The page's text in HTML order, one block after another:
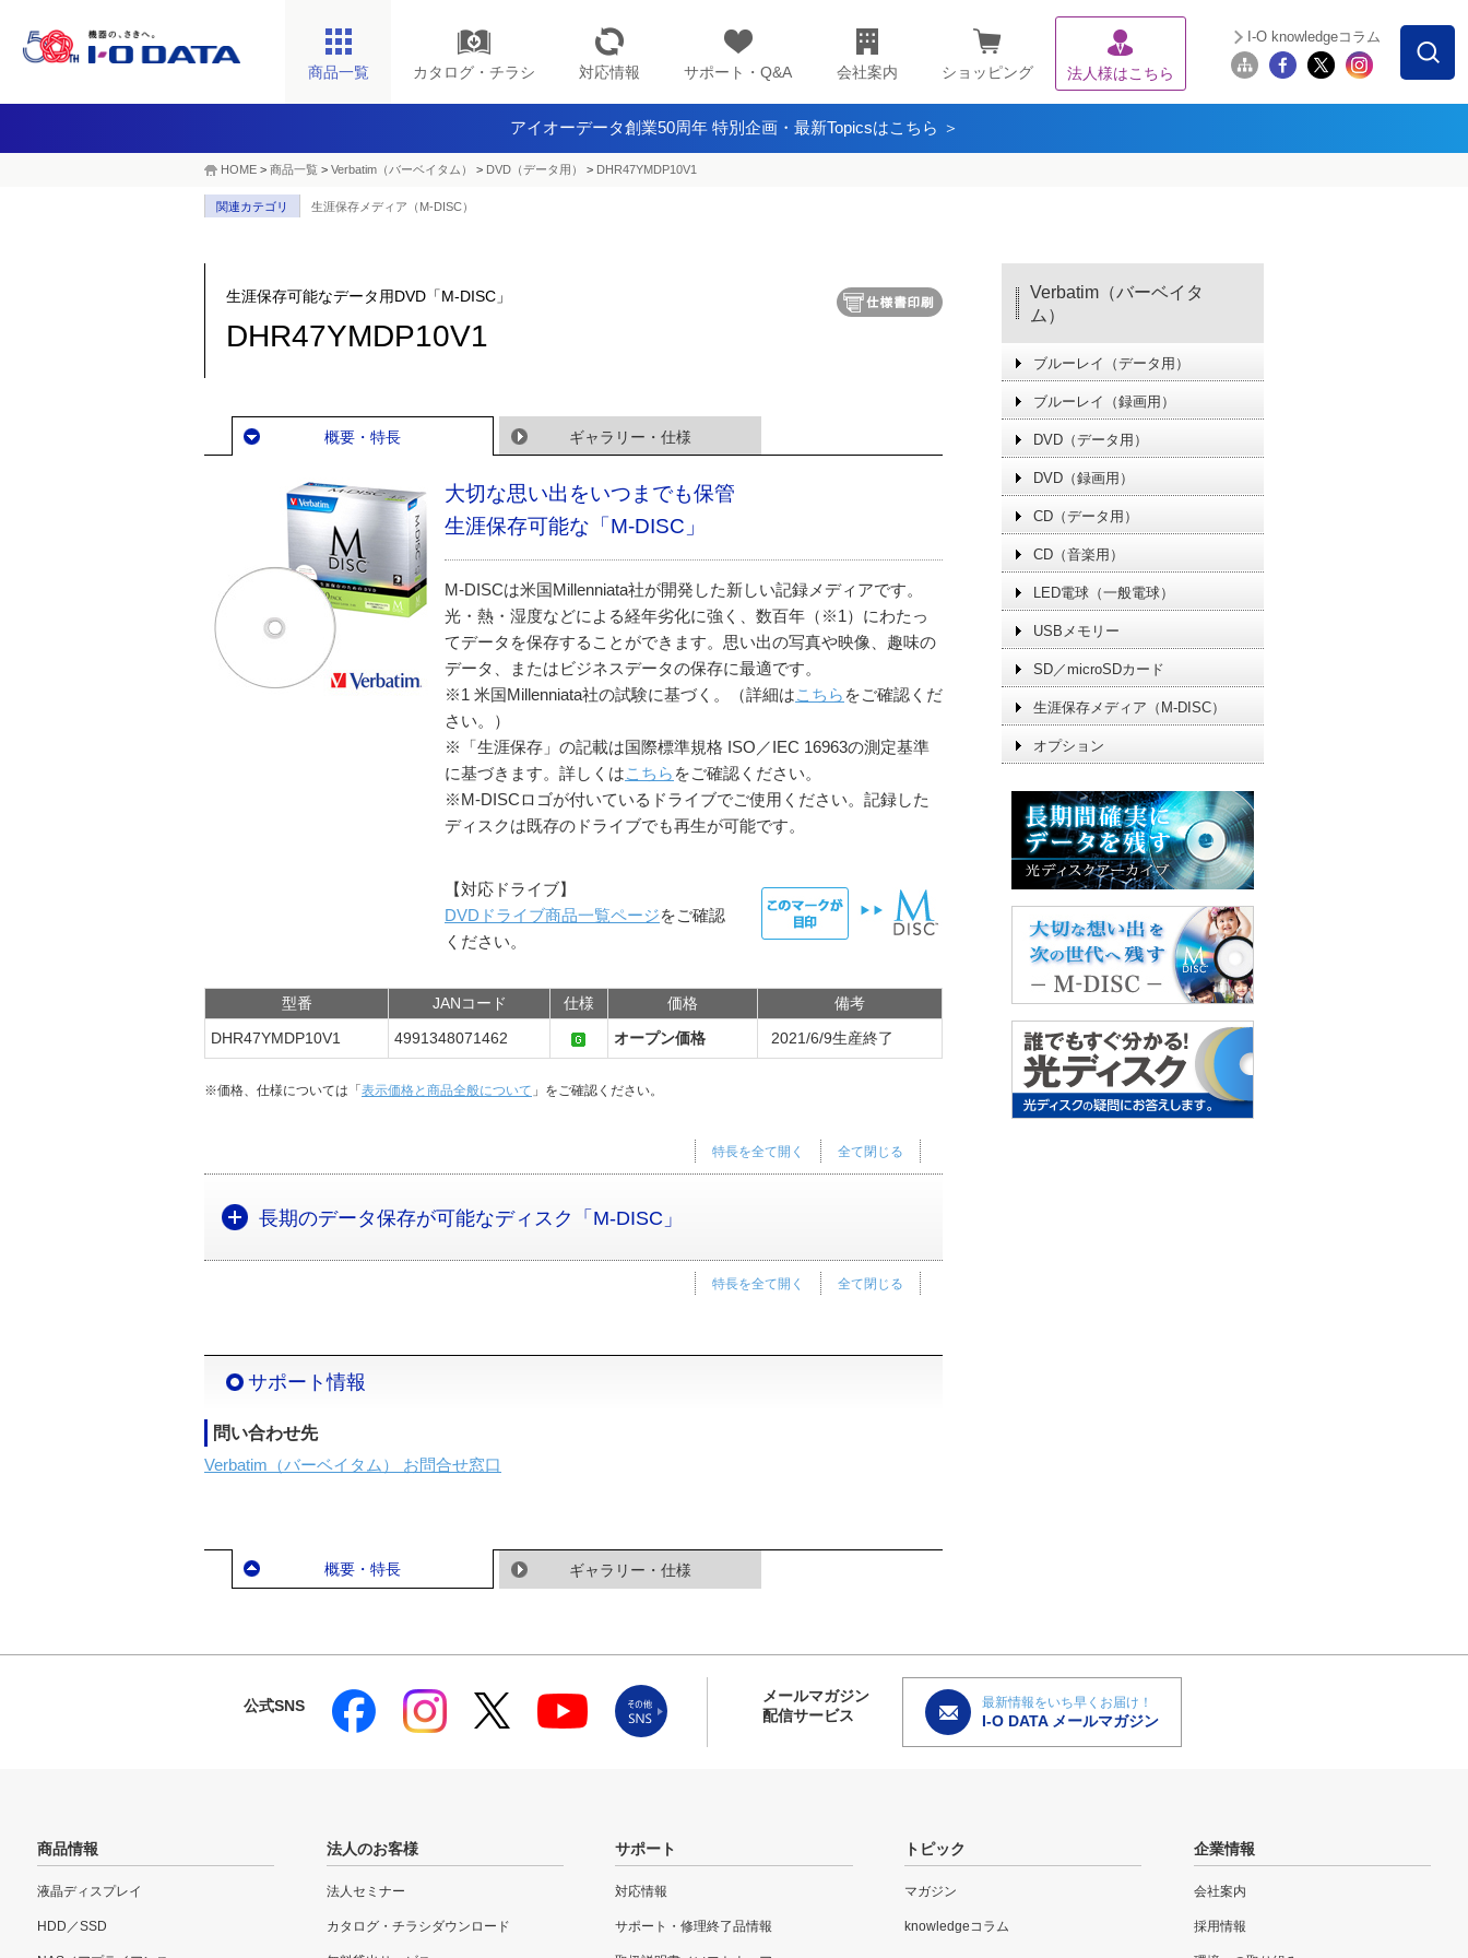
商品一覧 カタログ・チラシ 対応情報 サポート・Q&A 会社案内 ショッピング 法人様はこちら
I-O knowledgeコラム
アイオーデータ創業50周年 特別企画・最新Topicsはこちら ＞
HOME > 商品一覧 > Verbatim（バーベイタム） > DVD（データ用） > DHR47YMDP10V1
関連カテゴリ 生涯保存メディア（M-DISC）
生涯保存可能なデータ用DVD「M-DISC」
DHR47YMDP10V1
概要・特長 ギャラリー・仕様
大切な思い出をいつまでも保管
生涯保存可能な「M-DISC」
M-DISCは米国Millenniata社が開発した新しい記録メディアです。
光・熱・湿度などによる経年劣化に強く、数百年（※1）にわたっ
てデータを保存することができます。思い出の写真や映像、趣味の
データ、またはビジネスデータの保存に最適です。
※1 米国Millenniata社の試験に基づく。（詳細はこちら をご確認くだ
さい。）
※「生涯保存」の記載は国際標準規格 ISO／IEC 16963の測定基準
に基づきます。詳しくはこちら をご確認ください。
※M-DISCロゴが付いているドライブでご使用ください。記録した
ディスクは既存のドライブでも再生が可能です。
【対応ドライブ】
DVDドライブ商品一覧ページをご確認
ください。
型番 JANコード 仕様 価格
備考
DHR47YMDP10V1
4991348071462 オープン価格 2021/6/9生産終了
※価格、仕様については「 表示価格と商品全般について 」をご確認ください。
全て閉じる
特長を全て開く
長期のデータ保存が可能なディスク「M-DISC」
全て閉じる
特長を全て開く
サポート情報
問い合わせ先
Verbatim（バーベイタム） お問合せ窓口
概要・特長 ギャラリー・仕様
Verbatim（バーベイタ
ム）
ブルーレイ（データ用）
ブルーレイ（録画用）
DVD（データ用）
DVD（録画用）
CD（データ用）
CD（音楽用）
LED電球（一般電球）
USBメモリー
SD／microSDカード
生涯保存メディア（M-DISC）
オプション
公式SNS
メールマガジン
配信サービス
最新情報をいち早くお届け！
I-O DATA メールマガジン
商品情報
液晶ディスプレイ
HDD／SSD
法人のお客様
法人セミナー
カタログ・チラシダウンロード
サポート
対応情報
サポート・修理終了品情報
トピック
マガジン
knowledgeコラム
企業情報
会社案内
採用情報